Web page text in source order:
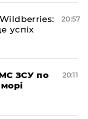
успіх
20:57
ЗСУ по
20:11